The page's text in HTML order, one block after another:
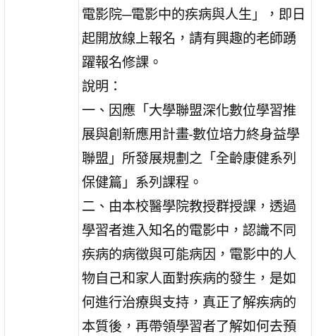
電影院─電影中的疾病與人生」，即日
起開放線上報名，請有興趣的老師踴
躍報名修課。
說明：
一、因應「大學聯盟深化數位學習推
展與創新應用計畫-數位培力終身益學
聯盟」所發展規劃之「全齡康健系列
保健篇」系列課程。
二、由本校醫學院教授群授課，透過
學習者進入知名的電影中，認識不同
疾病的病徵與可能病因，電影中的人
物自己和家人面對疾病的發生，是如
何進行治療與支持，真正了解疾病的
本質後，再帶領學習者了解如何去預